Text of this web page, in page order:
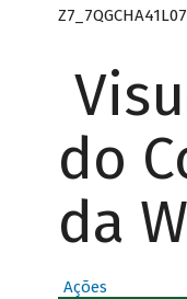
do
da
Ações